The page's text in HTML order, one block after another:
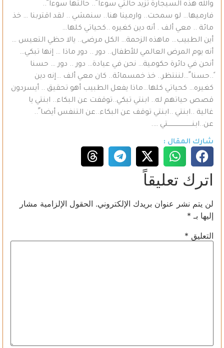
والله هذه السيجارة تزيد حالتي سوءا ً.. حالتها سوءا ً..
فارميها… لو سمحت.. وارمينا هنا.. سنمشي .. لقد اقتربنا … خذ
مائة .. معي ألف . أنه دين كغيره ..كحياتي كلها…
أين الطبيب… ماهذه الزحمة… الكل مرضى.. يالا حظي التعيس …
أنه يوم المرض العالمي للأطفال.. دور .. دور ماذا … إنها تبكي…
أنحن في دائرة حكومية… نحن في عيادة… دور .. دور … حسنا
ً..حسنا ً…لننتظر.. خذ خمسمائة.. كان معي ألف …إنه دين
كغيره… كحياتي كلها…ماذا يفعل الطبيب أهو تحقيق .. أيسردون
قصص حياتهم له.. ابنتي تبكي..توقفت عن البكاء.. ابنتي يا
غالية ..ابنتي ..ابنتي توقف عن البكاء..عن التنفس أيضا ً..
عن..ابنــــــــــــــــــــــــتي ….
شارك المقال :
اترك تعليقاً
لن يتم نشر عنوان بريدك الإلكتروني. الحقول الإلزامية مشار
إليها بـ *
التعليق *